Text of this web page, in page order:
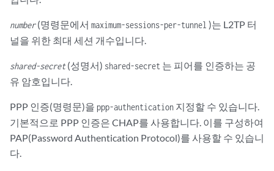
number(명령문에서 maximum-sessions-per-tunnel )는 L2TP 터
널을 위한 최대 세션 개수입니다.
shared-secret(성명서) shared-secret 는 피어를 인증하는 공
유 암호입니다.
PPP 인증(명령문)을 ppp-authentication 지정할 수 있습니다.
기본적으로 PPP 인증은 CHAP를 사용합니다. 이를 구성하여
PAP(Password Authentication Protocol)를 사용할 수 있습니
다.